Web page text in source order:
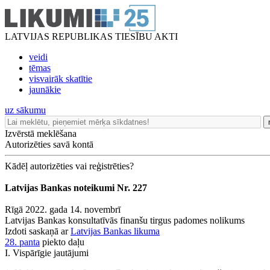
LATVIJAS REPUBLIKAS TIESĪBU AKTI
veidi
tēmas
visvairāk skatītie
jaunākie
uz sākumu
Izvērstā meklēšana
Autorizēties savā kontā
Kādēļ autorizēties vai reģistrēties?
Latvijas Bankas noteikumi Nr. 227
Rīgā 2022. gada 14. novembrī
Latvijas Bankas konsultatīvās finanšu tirgus padomes nolikums
Izdoti saskaņā arLatvijas Bankas likuma
28. panta piekto daļu
I. Vispārīgie jautājumi